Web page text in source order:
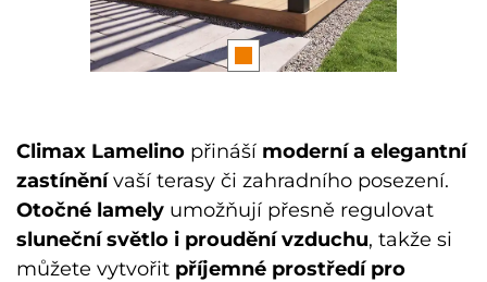
Climax Lamelino přináší moderní a elegantní
zastíněnívaší terasy či zahradního posezení.
Otočné lamely umožňují přesně regulovat
sluneční světlo i proudění vzduchu, takže si
můžete vytvořit příjemné prostředí pro